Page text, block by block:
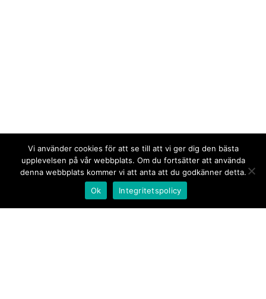
Vi använder cookies för att se till att vi ger dig den bästa
upplevelsen på vår webbplats. Om du fortsätter att använda
denna webbplats kommer vi att anta att du godkänner detta.
Ok
Integritetspolicy